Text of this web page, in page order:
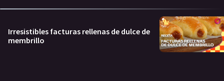
Irresistibles facturas rellenas de dulce de
membrillo